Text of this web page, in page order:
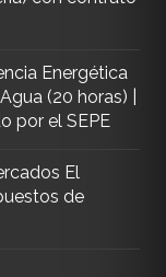
Energética
(20 horas) |
por el SEPE
El
de